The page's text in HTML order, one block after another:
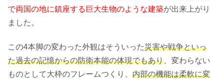
で両国の地に鎮座する巨大生物のような建築が出来上がり
ました。
この4本脚の変わった外観はそういった災害や戦争といっ
た過去の記憶からの防衛本能の体現でもあり 、変わらない
ものとして大枠のフレームつくり、 内部の機能は柔軟に変